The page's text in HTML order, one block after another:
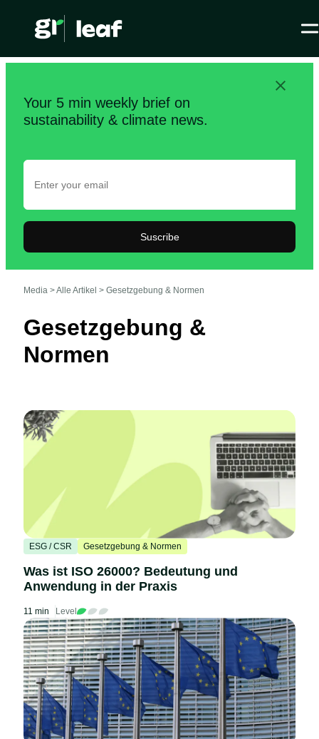
Your 5 min weekly brief on
sustainability & climate news.
Suscribe
Media >Alle Artikel > Gesetzgebung & Normen
Gesetzgebung &
Normen
ESG / CSR Gesetzgebung & Normen
Was ist ISO 26000? Bedeutung und
Anwendung in der Praxis
11 min Level